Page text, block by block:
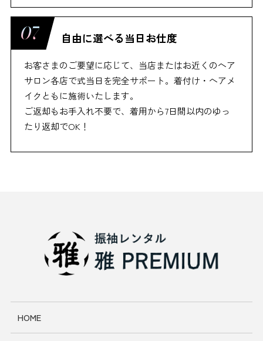
自由に選べる当日お仕度
お客さまのご要望に応じて、当店またはお近くのヘア
サロン各店で式当日を完全サポート。着付け・ヘアメ
イクともに施術いたします。
ご返却もお手入れ不要で、着用から7日間以内のゆっ
たり返却でOK！
HOME